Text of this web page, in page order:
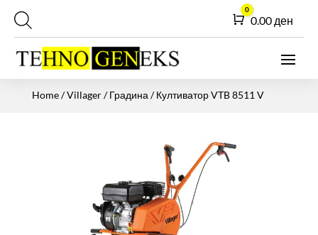
Cart
0
0.00 ден
Home/Villager/Градина / Култиватор VTB 8511 V